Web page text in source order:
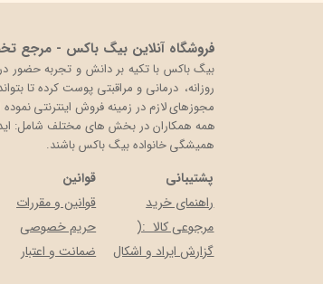
پشتیبانی
راهنمای خرید
مرجوعی کالا :(
گزارش ایراد و اشکال
قوانین
قوانین و مقررات
حریم خصوصی
ضمانت و اعتبار
فروشگاه آنلاین بیگ باکس - مرجع
روزانه، درمانی و مراقبتی پوست کرده تا
مجوزهای لازم در زمینه فروش اینترنتی
همه همکاران در بخش های مختلف شامل:
همیشگی خانواده بیگ باکس باشند.